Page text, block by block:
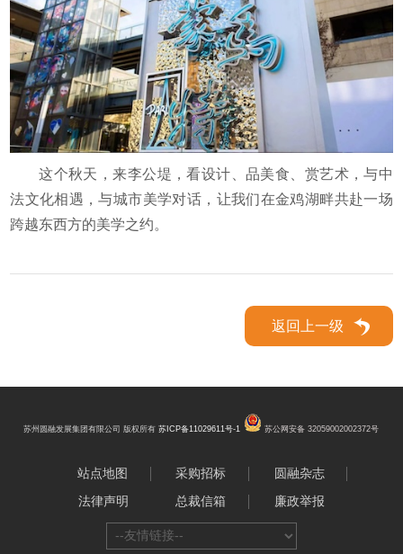
这个秋天，来李公堤，看设计、品美食、赏艺术，与中
法文化相遇，与城市美学对话，让我们在金鸡湖畔共赴一场
跨越东西方的美学之约。
返回上一级
苏州圆融发展集团有限公司 版权所有苏ICP备11029611号-1 苏公网安备 32059002002372号
站点地图 采购招标
圆融杂志
法律声明
总裁信箱 廉政举报